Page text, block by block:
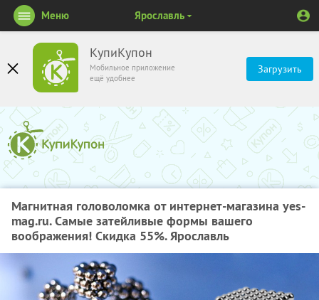
КупиКупон
Мобильное приложение
ещё удобнее
Загрузить
Меню Ярославль
Магнитная головоломка от интернет-магазина yes-
mag.ru. Самые затейливые формы вашего
воображения! Скидка 55%. Ярославль